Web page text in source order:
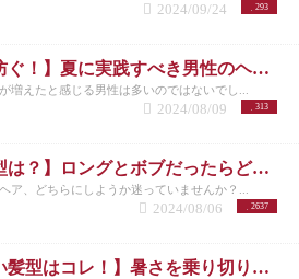
293
2024/09/24
【抜け毛を防ぐ！】夏に実践すべき男性のヘアケア方法とは？
増えたと感じる男性は多いのではないでし...
313
2024/08/09
【涼しい髪型は？】ロングとボブだったらどっちが良い？/洗足/美容院
ア、どちらにしようか迷っていませんか？...
2637
2024/08/06
【夏に涼しい髪型はコレ！】暑さを乗り切りたいメンズさんにオススメの髪型とは？